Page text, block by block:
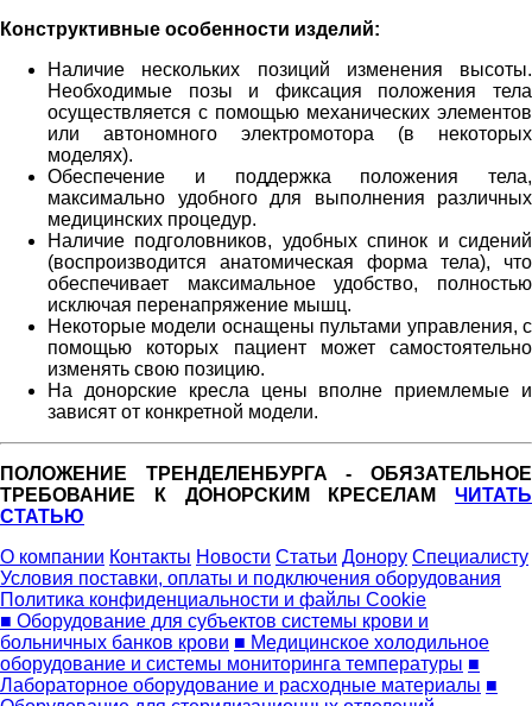
Конструктивные особенности изделий:
Наличие нескольких позиций изменения высоты.
Необходимые позы и фиксация положения тела
осуществляется с помощью механических элементов
или автономного электромотора (в некоторых
моделях).
Обеспечение и поддержка положения тела,
максимально удобного для выполнения различных
медицинских процедур.
Наличие подголовников, удобных спинок и сидений
(воспроизводится анатомическая форма тела), что
обеспечивает максимальное удобство, полностью
исключая перенапряжение мышц.
Некоторые модели оснащены пультами управления, с
помощью которых пациент может самостоятельно
изменять свою позицию.
На донорские кресла цены вполне приемлемые и
зависят от конкретной модели.
ПОЛОЖЕНИЕ ТРЕНДЕЛЕНБУРГА - ОБЯЗАТЕЛЬНОЕ
ТРЕБОВАНИЕ К ДОНОРСКИМ КРЕСЕЛАМ ЧИТАТЬ
СТАТЬЮ
О компании Контакты Новости Статьи Донору Специалисту
Условия поставки, оплаты и подключения оборудования
Политика конфиденциальности и файлы Cookie
■ Оборудование для субъектов системы крови и
больничных банков крови ■ Медицинское холодильное
оборудование и системы мониторинга температуры ■
Лабораторное оборудование и расходные материалы ■